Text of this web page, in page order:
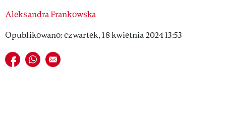
VIVA!ITAKA
MAGAZYN VIVA!
Aleksandra Frankowska
Opublikowano: czwartek, 18 kwietnia 2024 13:53
Udostępnij na facebook
Udostępnij na whatsapp
E-mail do przyjaciela